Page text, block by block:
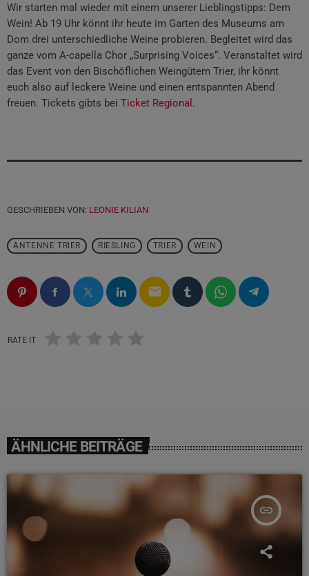
Wir starten mal wieder mit einem unserer Lieblingstipps: Dem
Wein! Ab 19 Uhr könnt ihr heute im Garten des Museums am
Dom drei unterschiedliche Weine probieren. Begleitet wird das
ganze vom A-capella Chor „Surprising Voices“. Veranstaltet wird
das Event von den Bischöflichen Weingütern Trier, ihr könnt
euch also auf leckere Weine und einen entspannten Abend
freuen. Tickets gibts bei Ticket Regional .
GESCHRIEBEN VON: LEONIE KILIAN
ANTENNE TRIER RIESLING TRIER WEIN
email
RATE IT
ÄHNLICHE BEITRÄGE
insert_link